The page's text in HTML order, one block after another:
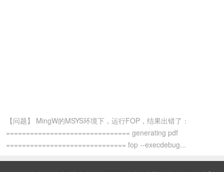
【问题】 MingW的MSYS环境下，运行FOP，结果出错了：
=============================== generating pdf
============================== fop --execdebug...